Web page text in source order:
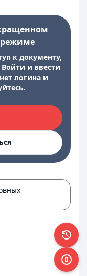
к документу,
и ввести
логина и